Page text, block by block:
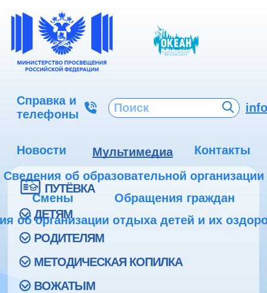
Справка и
телефоны
Новости Мультимедиа
Контакты
Сведения об образовательной организации
Смены
Обращения граждан
об организации отдыха детей и их
ПУТЁВКА
ДЕТЯМ
РОДИТЕЛЯМ
МЕТОДИЧЕСКАЯ КОПИЛКА
ВОЖАТЫМ